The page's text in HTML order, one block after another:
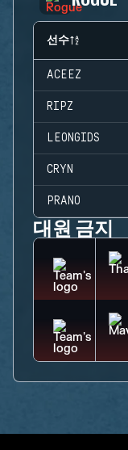
선수
ACEEZ
RIPZ
LEONGIDS
CRYN
PRANO
대원 금지